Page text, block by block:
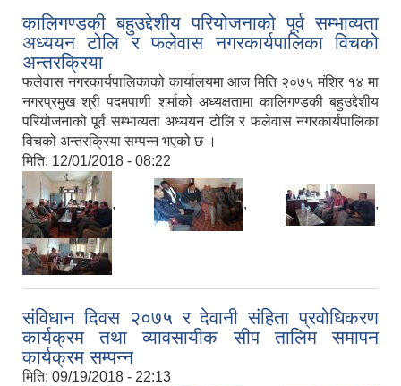
कालिगण्डकी बहुउद्देशीय परियोजनाको पूर्व सम्भाव्यता
अध्ययन टोलि र फलेवास नगरकार्यपालिका विचको
अन्तरक्रिया
फलेवास नगरकार्यपालिकाको कार्यालयमा आज मिति २०७५ मंशिर १४ मा
नगरप्रमुख श्री पदमपाणी शर्माको अध्यक्षतामा कालिगण्डकी बहुउद्देशीय
परियोजनाको पूर्व सम्भाव्यता अध्ययन टोलि र फलेवास नगरकार्यपालिका
विचको अन्तरक्रिया सम्पन्न भएको छ ।
मिति: 12/01/2018 - 08:22
, , ,
संविधान दिवस २०७५ र देवानी संहिता प्रवोधिकरण
कार्यक्रम तथा व्यावसायीक सीप तालिम समापन
कार्यक्रम सम्पन्न
मिति: 09/19/2018 - 22:13